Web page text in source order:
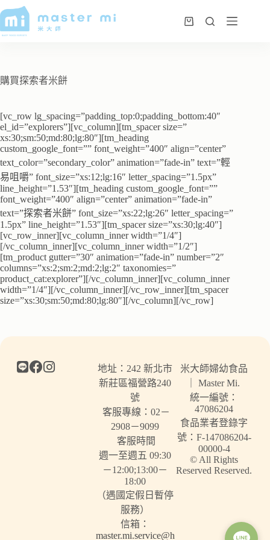
購買探索者米餅
[vc_row lg_spacing=”padding_top:0;padding_bottom:40″
el_id=”explorers”][vc_column][tm_spacer size=”
xs:30;sm:50;md:80;lg:80″][tm_heading
custom_google_font=”” font_weight=”400″ align=”center”
text_color=”secondary_color” animation=”fade-in” text=”輕
易咀嚼” font_size=”xs:12;lg:16″ letter_spacing=”1.5px”
line_height=”1.53″][tm_heading custom_google_font=””
font_weight=”400″ align=”center” animation=”fade-in”
text=”探索者米餅” font_size=”xs:22;lg:26″ letter_spacing=”
1.5px” line_height=”1.53″][tm_spacer size=”xs:30;lg:40″]
[vc_row_inner][vc_column_inner width=”1/4″]
[/vc_column_inner][vc_column_inner width=”1/2″]
[tm_product gutter=”30″ animation=”fade-in” number=”2″
columns=”xs:2;sm:2;md:2;lg:2″ taxonomies=”
product_cat:explorer”][/vc_column_inner][vc_column_inner
width=”1/4″][/vc_column_inner][/vc_row_inner][tm_spacer
size=”xs:30;sm:50;md:80;lg:80″][/vc_column][/vc_row]
米大師婦幼食品
｜ Master Mi.
統一編號：
47086204
食品業者登錄字
號：F-147086204-
00000-4
© All Rights
Reserved Reserved.
地址：242 新北市
新莊區福營路240
號
客服專線：02－
2908－9099
客服時間
週一至週五 09:30
－12:00;13:00－
18:00
（遇國定假日暫停
服務）
信箱：
master.mi.service@h